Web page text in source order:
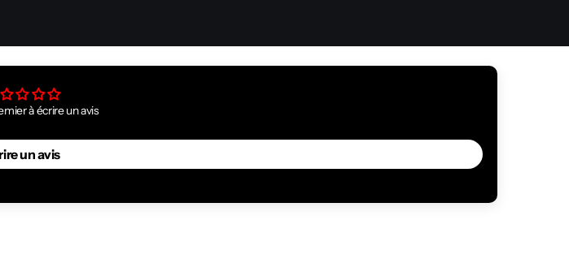
à écrire un avis
un avis